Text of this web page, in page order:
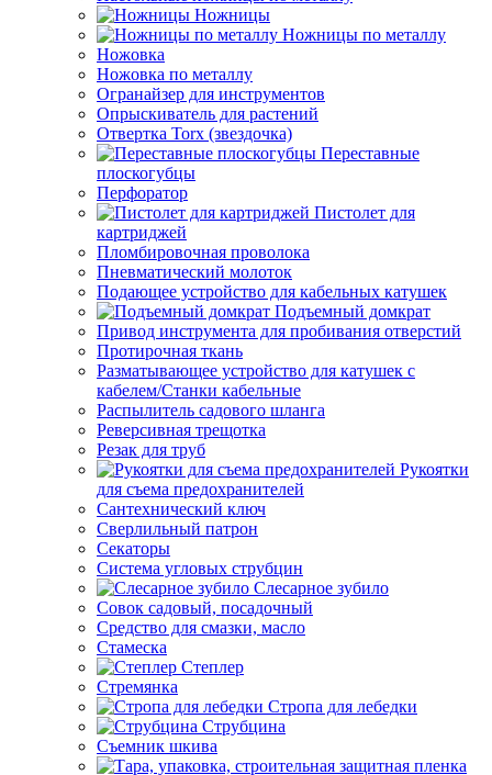
Ножницы
Ножницы по металлу
Ножовка
Ножовка по металлу
Огранайзер для инструментов
Опрыскиватель для растений
Отвертка Torx (звездочка)
Переставные
плоскогубцы
Перфоратор
Пистолет для
картриджей
Пломбировочная проволока
Пневматический молоток
Подающее устройство для кабельных катушек
Подъемный домкрат
Привод инструмента для пробивания отверстий
Протирочная ткань
Разматывающее устройство для катушек с
кабелем/Станки кабельные
Распылитель садового шланга
Реверсивная трещотка
Резак для труб
Рукоятки
для съема предохранителей
Сантехнический ключ
Сверлильный патрон
Секаторы
Система угловых струбцин
Слесарное зубило
Совок садовый, посадочный
Средство для смазки, масло
Стамеска
Степлер
Стремянка
Стропа для лебедки
Струбцина
Съемник шкива